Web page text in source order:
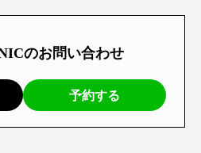
のお問い合わせ
予約する